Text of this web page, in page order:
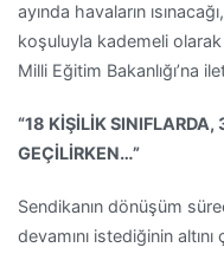
ayında havaların
koşuluyla kademeli
Milli Eğitim Bakanlığı’na
“18 KİŞİLİK
GEÇİLİRKEN…”
Sendikanın dönüşüm
devamını istediğinin